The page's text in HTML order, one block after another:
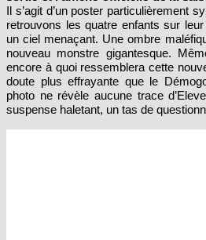
retrouvons les quatre enfants sur
un ciel menaçant. Une ombre
nouveau monstre gigantesque.
encore à quoi ressemblera cette
doute plus effrayante que le
photo ne révèle aucune trace
suspense haletant, un tas de